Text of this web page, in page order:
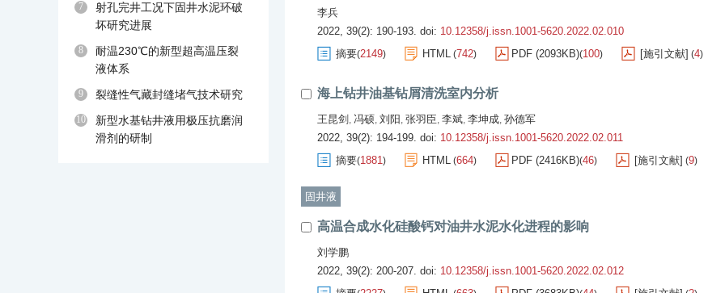
7
射孔完井工况下固井水泥环破
坏研究进展
8
耐温230℃的新型超高温压裂
液体系
9 裂缝性气藏封缝堵气技术研究
10
新型水基钻井液用极压抗磨润
滑剂的研制
李兵
2022, 39(2): 190-193. doi: 10.12358/j.issn.1001-5620.2022.02.010
摘要(2149) HTML (742) PDF (2093KB)(100) [施引文献] (4)
海上钻井油基钻屑清洗室内分析
王昆剑 , 冯硕, 刘阳 , 张羽臣, 李斌, 李坤成, 孙德军
2022, 39(2): 194-199. doi: 10.12358/j.issn.1001-5620.2022.02.011
摘要(1881) HTML (664) PDF (2416KB)(46) [施引文献] (9)
固井液
高温合成水化硅酸钙对油井水泥水化进程的影响
刘学鹏
2022, 39(2): 200-207. doi: 10.12358/j.issn.1001-5620.2022.02.012